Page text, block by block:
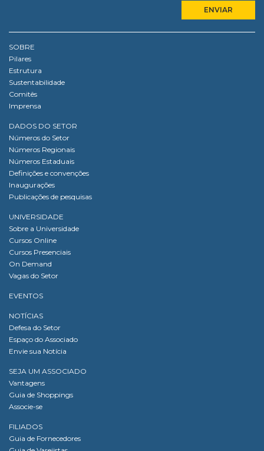
SOBRE
Pilares
Estrutura
Sustentabilidade
Comitês
Imprensa
DADOS DO SETOR
Números do Setor
Números Regionais
Números Estaduais
Definições e convenções
Inaugurações
Publicações de pesquisas
UNIVERSIDADE
Sobre a Universidade
Cursos Online
Cursos Presenciais
On Demand
Vagas do Setor
EVENTOS
NOTÍCIAS
Defesa do Setor
Espaço do Associado
Envie sua Notícia
SEJA UM ASSOCIADO
Vantagens
Guia de Shoppings
Associe-se
FILIADOS
Guia de Fornecedores